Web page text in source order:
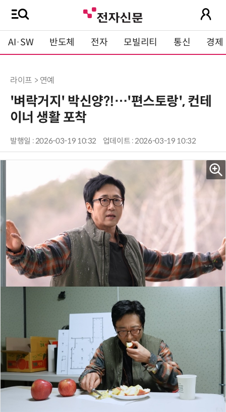
AI·SW 반도체 전자 모빌리티 통신 경제
라이프 > 연예
'벼락거지' 박신양?!…'편스토랑', 컨테
이너 생활 포착
발행일 : 2026-03-19 10:32 업데이트 : 2026-03-19 10:32